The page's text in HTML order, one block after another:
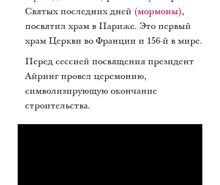
Святых последних дней (мормоны),
посвятил храм в Париже. Это первый
храм Церкви во Франции и 156-й в мире.
Перед сессией посвящения президент
Айринг провел церемонию,
символизирующую окончание
строительства.